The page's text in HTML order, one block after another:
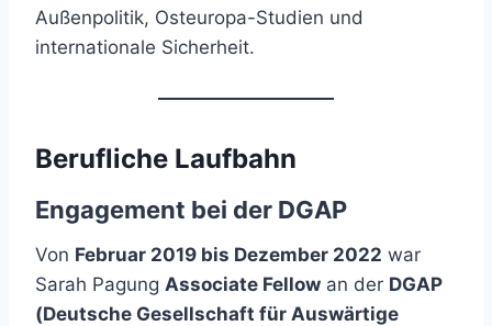
Außenpolitik, Osteuropa-Studien und
internationale Sicherheit.
Berufliche Laufbahn
Engagement bei der DGAP
Von Februar 2019 bis Dezember 2022 war
Sarah Pagung Associate Fellow an der DGAP
(Deutsche Gesellschaft für Auswärtige